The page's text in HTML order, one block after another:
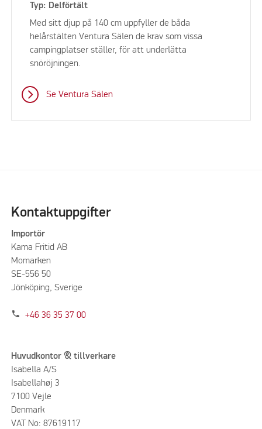
Typ: Delförtält
Med sitt djup på 140 cm uppfyller de båda
helårstälten Ventura Sälen de krav som vissa
campingplatser ställer, för att underlätta
snöröjningen.
Se Ventura Sälen
Kontaktuppgifter
Importör
Kama Fritid AB
Momarken
SE-556 50
Jönköping, Sverige
phone +46 36 35 37 00
Huvudkontor & tillverkare
Isabella A/S
Isabellahøj 3
7100 Vejle
Denmark
VAT No: 87619117